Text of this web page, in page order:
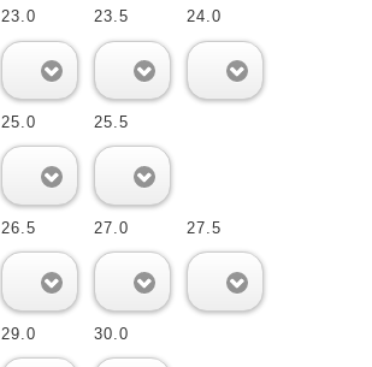
23.0 23.5 24.0
25.0 25.5
26.5 27.0 27.5
29.0 30.0